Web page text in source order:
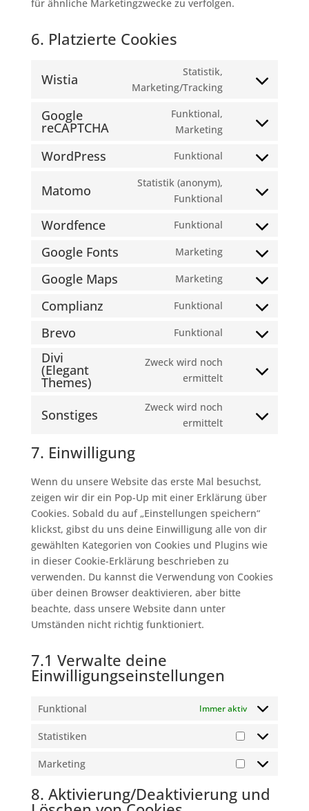
für ähnliche Marketingzwecke zu verfolgen.
6. Platzierte Cookies
Wistia
Statistik,
Marketing/Tracking
Consent
service
Google
reCAPTCHA
Funktional,
Marketing
Consent
service
recaptcha
WordPress Funktional
Consent
service
Matomo
Statistik (anonym),
Funktional
Consent
service
Wordfence Funktional
Consent
wordfence
Google Fonts Marketing
Consent
google-
Google Maps Marketing
Consent
google-
Complianz Funktional
Consent
Brevo Funktional
Consent
service
Divi
(Elegant
Themes)
Zweck wird noch
ermittelt
Consent
Sonstiges
Zweck wird noch
ermittelt
Consent
7. Einwilligung
Wenn du unsere Website das erste Mal besuchst,
zeigen wir dir ein Pop-Up mit einer Erklärung über
Cookies. Sobald du auf „Einstellungen speichern“
klickst, gibst du uns deine Einwilligung alle von dir
gewählten Kategorien von Cookies und Plugins wie
in dieser Cookie-Erklärung beschrieben zu
verwenden. Du kannst die Verwendung von Cookies
über deinen Browser deaktivieren, aber bitte
beachte, dass unsere Website dann unter
Umständen nicht richtig funktioniert.
7.1 Verwalte deine
Einwilligungseinstellungen
Funktional Immer aktiv
Statistiken
Statistiken
Marketing
Marketing
8. Aktivierung/Deaktivierung und